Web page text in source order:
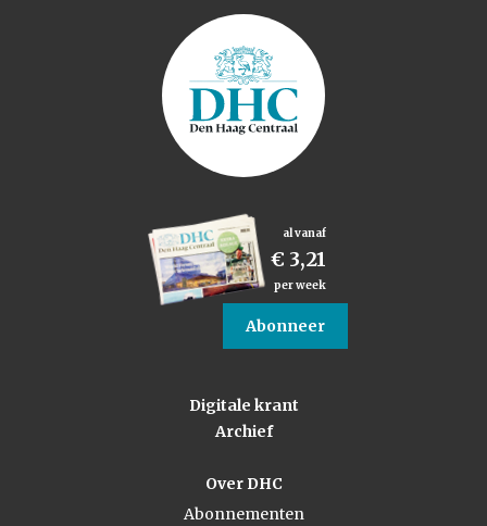
al vanaf
€ 3,21
per week
Abonneer
Digitale krant
Archief
Over DHC
Abonnementen